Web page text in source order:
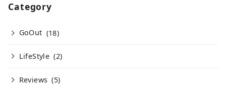
Category
GoOut (18)
LifeStyle (2)
Reviews (5)